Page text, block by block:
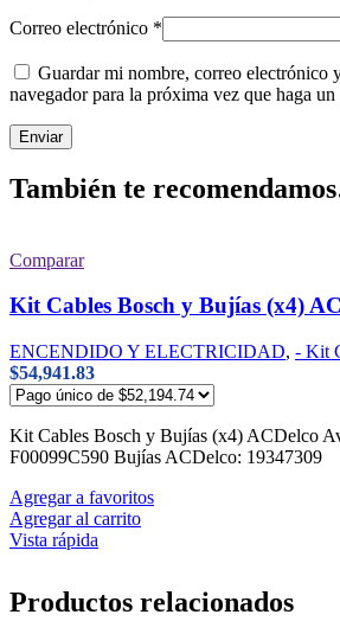
Correo electrónico *
Guardar mi nombre, correo electrónico
navegador para la próxima vez que haga
También te
Comparar
Kit Cables Bosch y Bujías (x4)
ENCENDIDO Y ELECTRICIDAD, - Kit
$54,941.83
Kit Cables Bosch y Bujías (x4) ACDelco
F00099C590 Bujías ACDelco: 19347309
Agregar a favoritos
Agregar al carrito
Vista rápida
Productos relacionados